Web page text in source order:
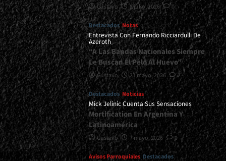
Gustavo 8 julio, 2026 0
Destacados Notas
Entrevista Con Fernando Ricciardulli De
Azeroth
“A Las Bandas Nacionales Siempre
Le Buscan El Pelo Al Huevo”
Gustavo 21 mayo, 2026 2
Destacados Noticias
Mick Jelinic Cuenta Sus Sensaciones
Mortification En Argentina Y
Latinoamérica
Gustavo 7 mayo, 2026 0
Avisos Parroquiales Destacados